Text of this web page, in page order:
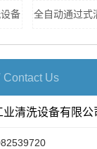
备 全自动通过式
Contact Us
清洗设备有限公